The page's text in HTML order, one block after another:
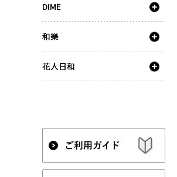
DIME
和樂
花人日和